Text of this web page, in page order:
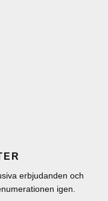
erbjudanden och
igen.